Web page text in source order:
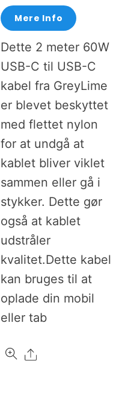
Mere Info
Dette 2 meter 60W
USB-C til USB-C
kabel fra GreyLime
er blevet beskyttet
med flettet nylon
for at undgå at
kablet bliver viklet
sammen eller gå i
stykker. Dette gør
også at kablet
udstråler
kvalitet.Dette kabel
kan bruges til at
oplade din mobil
eller tab
Share